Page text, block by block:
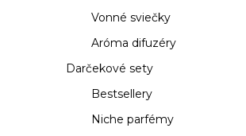
Vonné sviečky
Aróma difuzéry
Darčekové sety
Bestsellery
Niche parfémy